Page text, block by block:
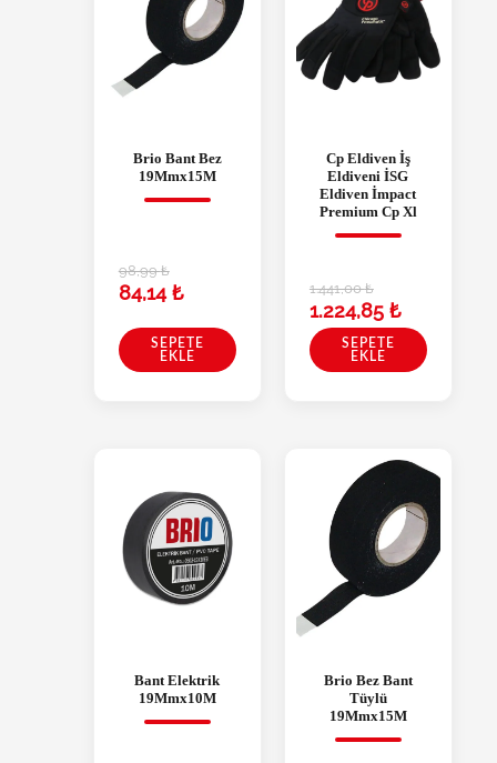
Brio Bant Bez
19Mmx15M
98,99₺
84,14₺
SEPETE
EKLE
Cp Eldiven İş
Eldiveni İSG
Eldiven İmpact
Premium Cp Xl
1.441,00₺
1.224,85 ₺
SEPETE
EKLE
Bant Elektrik
19Mmx10M
Brio Bez Bant
Tüylü
19Mmx15M